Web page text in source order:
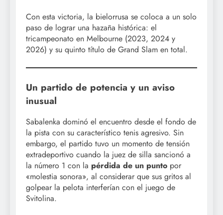
Con esta victoria, la bielorrusa se coloca a un solo
paso de lograr una hazaña histórica: el
tricampeonato en Melbourne (2023, 2024 y
2026) y su quinto título de Grand Slam en total.
Un partido de potencia y un aviso
inusual
Sabalenka dominó el encuentro desde el fondo de
la pista con su característico tenis agresivo. Sin
embargo, el partido tuvo un momento de tensión
extradeportivo cuando la juez de silla sancionó a
la número 1 con la pérdida de un punto por
«molestia sonora», al considerar que sus gritos al
golpear la pelota interferían con el juego de
Svitolina.